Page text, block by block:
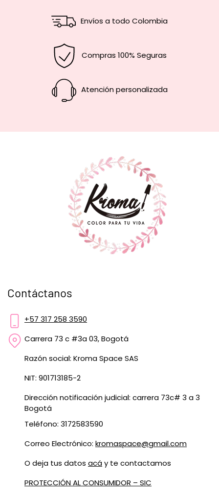
Envíos a todo Colombia
Compras 100% Seguras
Atención personalizada
Contáctanos
+57 317 258 3590
Carrera 73 c #3a 03, Bogotá
Razón social: Kroma Space SAS
NIT: 901713185-2
Dirección notificación judicial: carrera 73c# 3 a 3
Bogotá
Teléfono: 3172583590
Correo Electrónico: kromaspace@gmail.com
O deja tus datos acáy te contactamos
PROTECCIÓN AL CONSUMIDOR – SIC